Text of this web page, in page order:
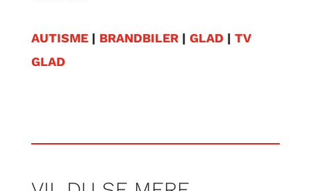
AUTISME| BRANDBILER| GLAD | TV
GLAD